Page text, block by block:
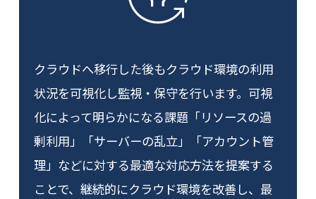
クラウドへ移行した後もクラウド環境の利用
状況を可視化し監視・保守を行います。可視
化によって明らかになる課題「リソースの過
剰利用」「サーバーの乱立」「アカウント管
理」などに対する最適な対応方法を提案する
ことで、継続的にクラウド環境を改善し、最